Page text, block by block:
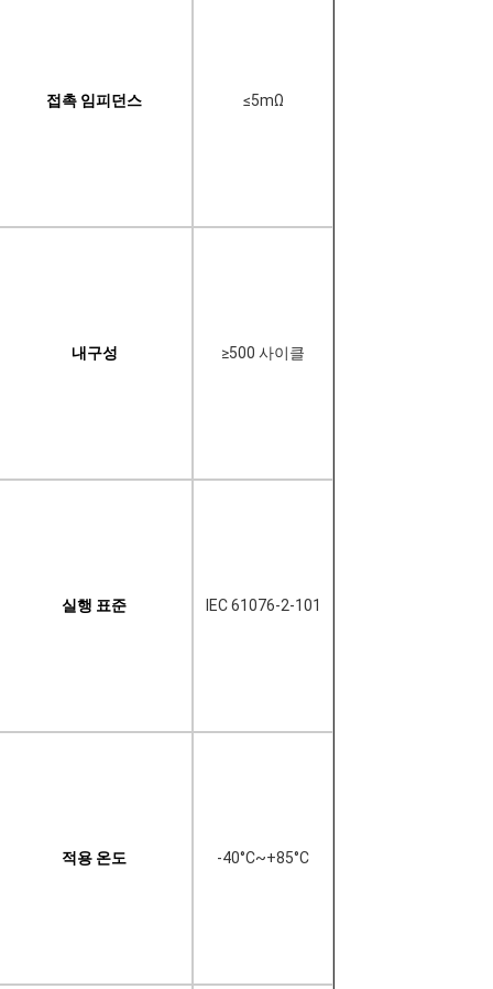
접촉 임피던스 ≤5mΩ
내구성 ≥500 사이클
실행 표준 IEC 61076-2-101
적용 온도 -40°C~+85°C